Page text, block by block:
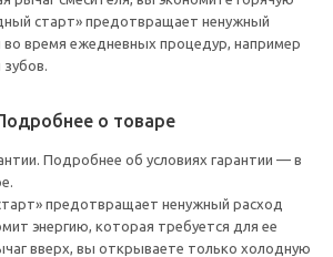
старт» предотвращает ненужный
время ежедневных процедур, например
о товаре
Подробнее об условиях гарантии — в
предотвращает ненужный расход
энергию, которая требуется для ее
вверх, вы открываете только холодную